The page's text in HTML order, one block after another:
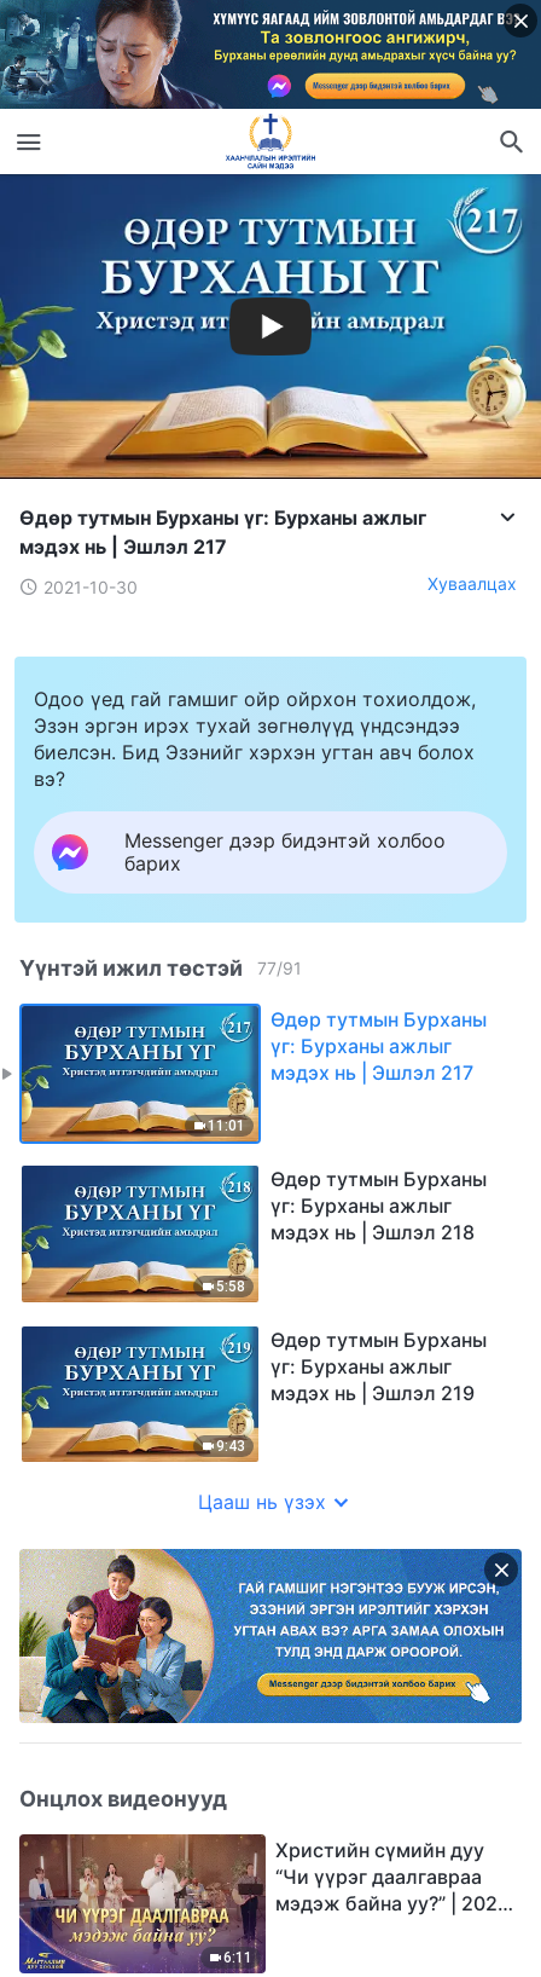
Өдөр тутмын Бурханы үг: Бурханы ажлыг
мэдэх нь | Эшлэл 217
2021-10-30 Хуваалцах
Одоо үед гай гамшиг ойр ойрхон тохиолдож,
Эзэн эргэн ирэх тухай зөгнөлүүд үндсэндээ
биелсэн. Бид Эзэнийг хэрхэн угтан авч болох
вэ?
Messenger дээр бидэнтэй холбоо
барих
Үүнтэй ижил төстэй 77/91
11:01
Өдөр тутмын Бурханы
үг: Бурханы ажлыг
мэдэх нь | Эшлэл 217
5:58
Өдөр тутмын Бурханы
үг: Бурханы ажлыг
мэдэх нь | Эшлэл 218
9:43
Өдөр тутмын Бурханы
үг: Бурханы ажлыг
мэдэх нь | Эшлэл 219
Цааш нь үзэх
Онцлох видеонууд
6:11
Христийн сүмийн дуу
“Чи үүрэг даалгавраа
мэдэж байна уу?” | 2026